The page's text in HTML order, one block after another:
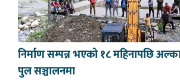
निर्माण सम्पन्न भएको १८ महिनापछि
पुल सञ्चालनमा